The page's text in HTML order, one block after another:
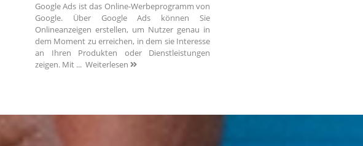
Google Ads ist das Online-Werbeprogramm von
Google. Über Google Ads können Sie
Onlineanzeigen erstellen, um Nutzer genau in
dem Moment zu erreichen, in dem sie Interesse
an Ihren Produkten oder Dienstleistungen
zeigen. Mit ... Weiterlesen